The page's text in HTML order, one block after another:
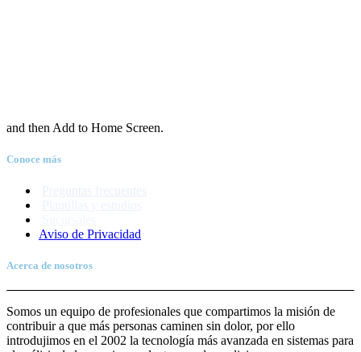
and then Add to Home Screen.
Conoce más
Aviso de Privacidad
Acerca de nosotros
Somos un equipo de profesionales que compartimos la misión de
contribuir a que más personas caminen sin dolor, por ello
introdujimos en el 2002 la tecnología más avanzada en sistemas para